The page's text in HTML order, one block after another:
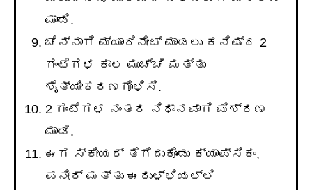
ಮಾಡಿ.
ಚೆನ್ನಾಗಿ ಮ್ಯಾರಿನೇಟ್ ಮಾಡಲು ಕನಿಷ್ಠ 2
ಗಂಟೆಗಳ ಕಾಲ ಮುಚ್ಚಿ ಮತ್ತು
ಶೈತ್ಯೀಕರಣಗೊಳಿಸಿ.
2 ಗಂಟೆಗಳ ನಂತರ ನಿಧಾನವಾಗಿ ಮಿಶ್ರಣ
ಮಾಡಿ.
ಈಗ ಸ್ಕೀಯರ್ ತೆಗೆದುಕೊಂಡು ಕ್ಯಾಪ್ಸಿಕಂ,
ಪನೀರ್ ಮತ್ತು ಈರುಳ್ಳಿಯಲ್ಲಿ